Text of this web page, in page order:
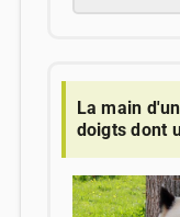
La main
doigts dont